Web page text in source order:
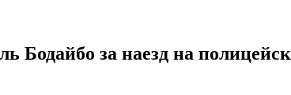
Бодайбо за наезд на